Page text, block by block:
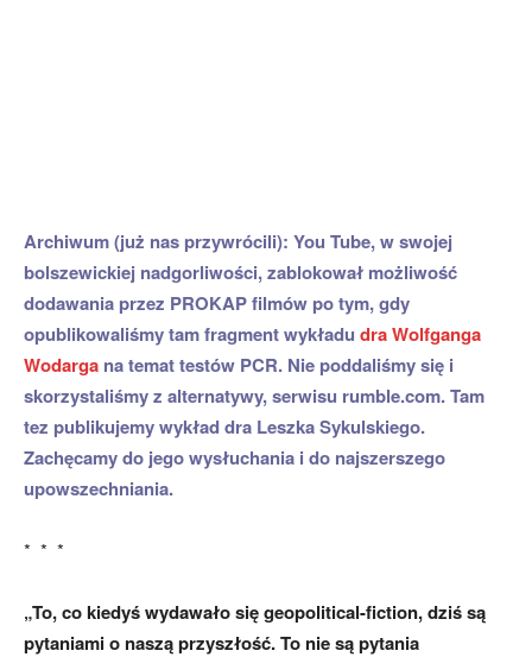
Archiwum (już nas przywrócili): You Tube, w swojej
bolszewickiej nadgorliwości, zablokował możliwość
dodawania przez PROKAP filmów po tym, gdy
opublikowaliśmy tam fragment wykładu dra Wolfganga
Wodarga na temat testów PCR. Nie poddaliśmy się i
skorzystaliśmy z alternatywy, serwisu rumble.com. Tam
tez publikujemy wykład dra Leszka Sykulskiego.
Zachęcamy do jego wysłuchania i do najszerszego
upowszechniania.
* * *
„To, co kiedyś wydawało się geopolitical-fiction, dziś są
pytaniami o naszą przyszłość. To nie są pytania